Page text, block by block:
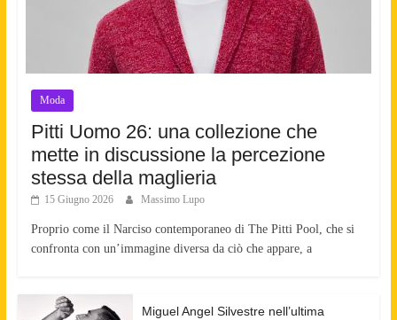
Moda
Pitti Uomo 26: una collezione che
mette in discussione la percezione
stessa della maglieria
15 Giugno 2026 Massimo Lupo
Proprio come il Narciso contemporaneo di The Pitti Pool, che si
confronta con un’immagine diversa da ciò che appare, a
Miguel Angel Silvestre nell’ultima